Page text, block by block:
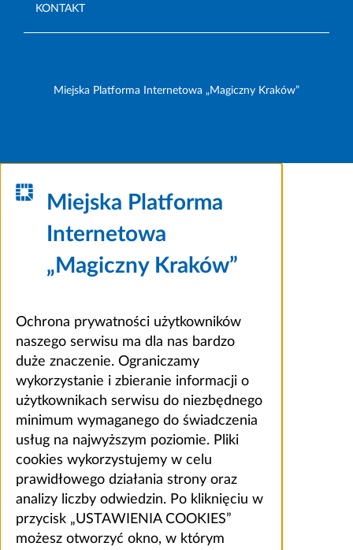
KONTAKT
Miejska Platforma Internetowa „Magiczny Kraków”
Miejska Platforma
Internetowa
„Magiczny Kraków”
Ochrona prywatności użytkowników
naszego serwisu ma dla nas bardzo
duże znaczenie. Ograniczamy
wykorzystanie i zbieranie informacji o
użytkownikach serwisu do niezbędnego
minimum wymaganego do świadczenia
usług na najwyższym poziomie. Pliki
cookies wykorzystujemy w celu
prawidłowego działania strony oraz
analizy liczby odwiedzin. Po kliknięciu w
przycisk „USTAWIENIA COOKIES”
możesz otworzyć okno, w którym